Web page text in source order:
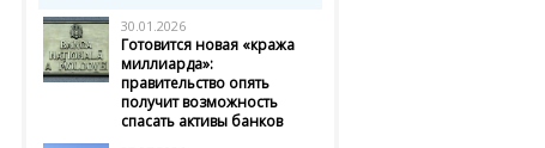
30.01.2026
Готовится новая «кража
миллиарда»:
правительство опять
получит возможность
спасать активы банков